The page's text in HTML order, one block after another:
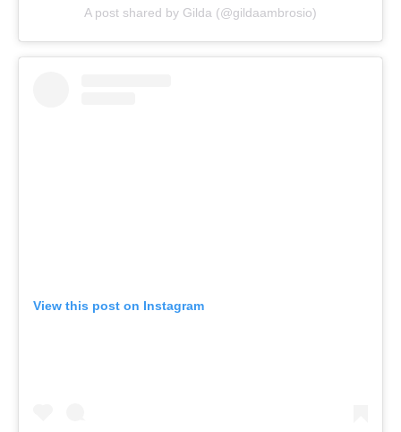
A post shared by Gilda (@gildaambrosio)
View this post on Instagram